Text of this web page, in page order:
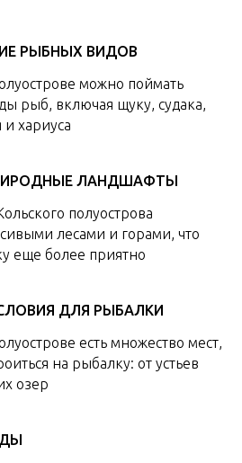
РЫБНЫХ ВИДОВ
можно поймать
рыб, включая щуку, судака,
и хариуса
ЛАНДШАФТЫ
полуострова
лесами и горами, что
еще более приятно
ДЛЯ РЫБАЛКИ
есть множество мест,
на рыбалку: от устьев
озер